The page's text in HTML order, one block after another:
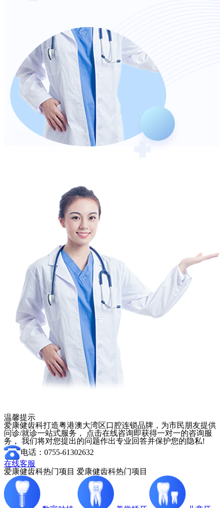
温馨提示
爱康健齿科打造粤港澳大湾区口腔连锁品牌，为市民朋友提供
问诊/就诊一站式服务， 点击在线咨询即获得一对一的咨询服
务， 我们将对您提出的问题作出专业回答并保护您的隐私!
电话：0755-61302632
在线客服
爱康健齿科热门项目 爱康健齿科热门项目